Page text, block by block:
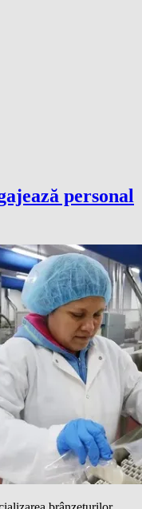
personal